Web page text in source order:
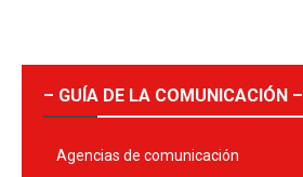
– GUÍA DE LA COMUNICACIÓN –
Agencias de comunicación